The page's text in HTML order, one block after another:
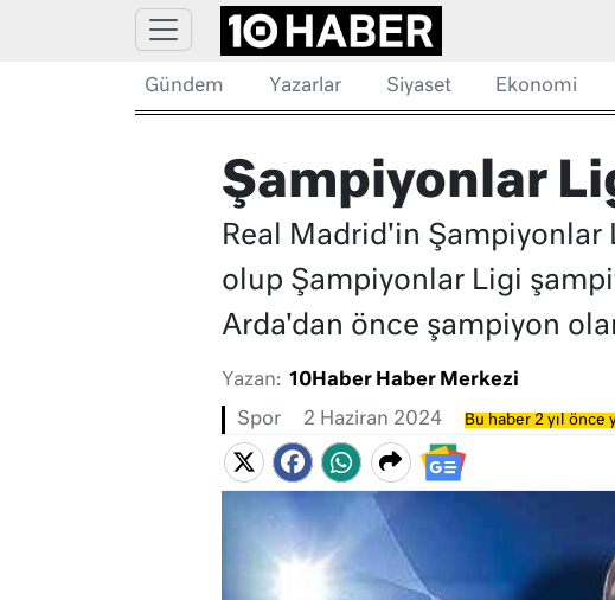
Gündem Yazarlar Siyaset Ekonomi
Şampiyonlar
Real Madrid'in Şampiyonlar
olup Şampiyonlar Ligi
Arda'dan önce şampiyon
Yazan: 10Haber Haber Merkezi
Spor 2 Haziran 2024 Bu haber 2 yıl önce